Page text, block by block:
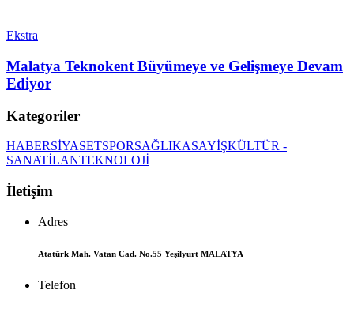
Ekstra
Malatya Teknokent Büyümeye ve Gelişmeye Devam
Ediyor
Kategoriler
HABERSİYASETSPORSAĞLIKASAYİŞKÜLTÜR -
SANATİLANTEKNOLOJİ
İletişim
Adres
Atatürk Mah. Vatan Cad. No.55 Yeşilyurt MALATYA
Telefon